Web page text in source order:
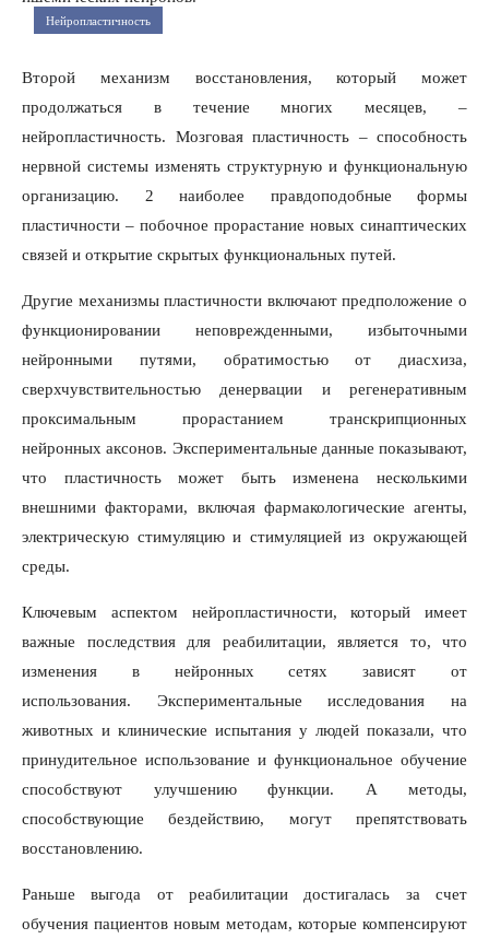
Нейропластичность
Второй механизм восстановления, который может
продолжаться в течение многих месяцев, –
нейропластичность. Мозговая пластичность – способность
нервной системы изменять структурную и функциональную
организацию. 2 наиболее правдоподобные формы
пластичности – побочное прорастание новых синаптических
связей и открытие скрытых функциональных путей.
Другие механизмы пластичности включают предположение о
функционировании неповрежденными, избыточными
нейронными путями, обратимостью от диасхиза,
сверхчувствительностью денервации и регенеративным
проксимальным прорастанием транскрипционных
нейронных аксонов. Экспериментальные данные показывают,
что пластичность может быть изменена несколькими
внешними факторами, включая фармакологические агенты,
электрическую стимуляцию и стимуляцией из окружающей
среды.
Ключевым аспектом нейропластичности, который имеет
важные последствия для реабилитации, является то, что
изменения в нейронных сетях зависят от
использования. Экспериментальные исследования на
животных и клинические испытания у людей показали, что
принудительное использование и функциональное обучение
способствуют улучшению функции. А методы,
способствующие бездействию, могут препятствовать
восстановлению.
Раньше выгода от реабилитации достигалась за счет
обучения пациентов новым методам, которые компенсируют